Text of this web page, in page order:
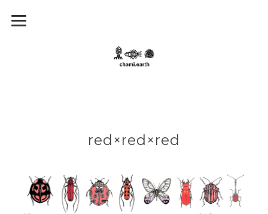
red×red×red